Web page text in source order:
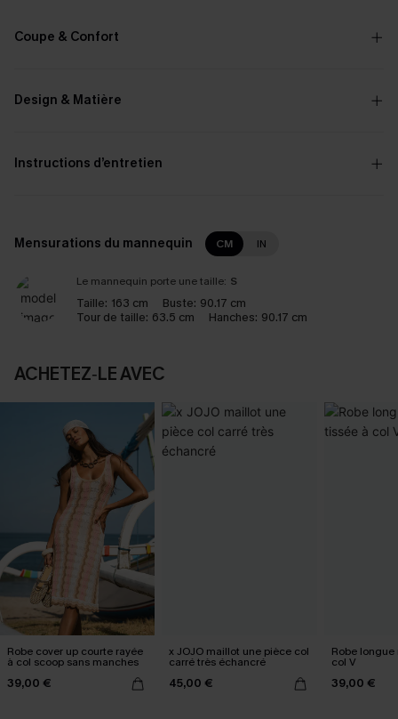
Coupe & Confort
Design & Matière
Instructions d’entretien
Mensurations du mannequin CM IN
Le mannequin porte une taille: S
Taille: 163 cm Buste: 90.17 cm
Tour de taille: 63.5 cm Hanches: 90.17 cm
ACHETEZ‑LE AVEC
Robe cover up courte rayée
à col scoop sans manches
39,00 €
x JOJO maillot une pièce col
carré très échancré
45,00 €
Robe longue
col V
39,00 €